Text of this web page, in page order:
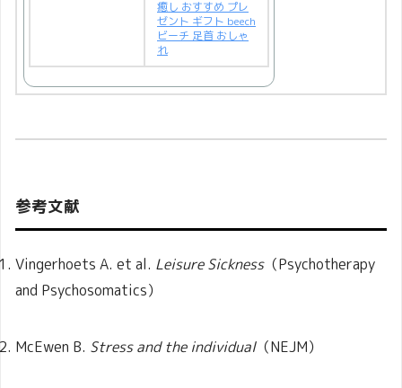
癒し おすすめ プレ
ゼント ギフト beech
ビーチ 足首 おしゃ
れ
参考文献
Vingerhoets A. et al. Leisure Sickness（Psychotherapy
and Psychosomatics）
McEwen B. Stress and the individual（NEJM）